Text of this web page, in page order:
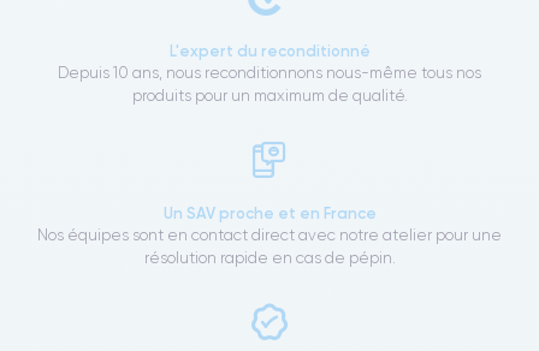
L'expert du reconditionné
Depuis 10 ans, nous reconditionnons nous-même tous nos
produits pour un maximum de qualité.
Un SAV proche et en France
Nos équipes sont en contact direct avec notre atelier pour une
résolution rapide en cas de pépin.